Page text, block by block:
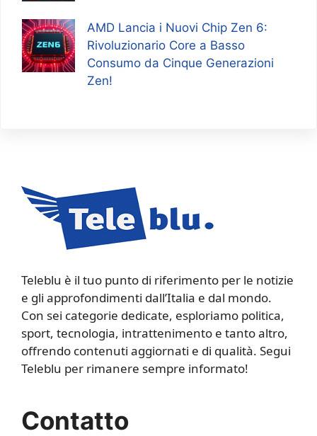
AMD Lancia i Nuovi Chip Zen 6:
Rivoluzionario Core a Basso
Consumo da Cinque Generazioni
Zen!
Teleblu è il tuo punto di riferimento per le notizie
e gli approfondimenti dall’Italia e dal mondo.
Con sei categorie dedicate, esploriamo politica,
sport, tecnologia, intrattenimento e tanto altro,
offrendo contenuti aggiornati e di qualità. Segui
Teleblu per rimanere sempre informato!
Contatto